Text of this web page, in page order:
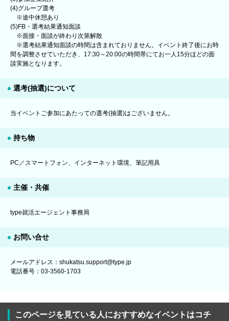
(4)グループ選考
※途中休憩あり
(5)FB・選考結果通知面談
※面接・面談が終わり次第解散
※選考結果通知面談の時間は含まれておりません。イベント終了後にお時
間を調整させていただき、17:30～20:00の時間帯にてお一人15分ほどの面
談実施となります。
選考(抽選)について
当イベントご参加にあたっての選考(抽選)はございません。
持ち物
PC／スマートフォン、インターネット環境、筆記用具
主催・共催
type就活エージェント事務局
お問い合せ
メールアドレス：shukatsu.support@type.jp
電話番号：03-3560-1703
このページを見ている人におすすめなイベントはコチ